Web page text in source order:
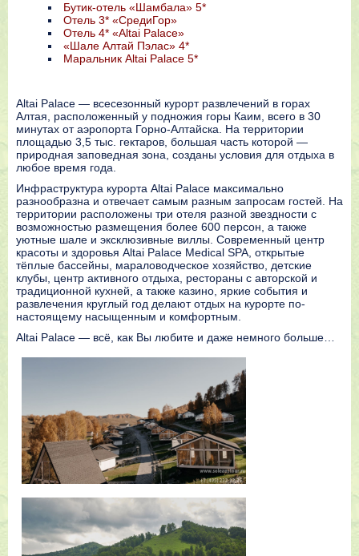
Бутик-отель «Шамбала» 5*
Отель 3* «СредиГор»
Отель 4* «Altai Palace»
«Шале Алтай Пэлас» 4*
Маральник Altai Palace 5*
Altai Palace — всесезонный курорт развлечений в горах
Алтая, расположенный у подножия горы Каим, всего в 30
минутах от аэропорта Горно-Алтайска. На территории
площадью 3,5 тыс. гектаров, большая часть которой —
природная заповедная зона, созданы условия для отдыха в
любое время года.
Инфраструктура курорта Altai Palace максимально
разнообразна и отвечает самым разным запросам гостей. На
территории расположены три отеля разной звездности с
возможностью размещения более 600 персон, а также
уютные шале и эксклюзивные виллы. Современный центр
красоты и здоровья Altai Palace Medical SPA, открытые
тёплые бассейны, мараловодческое хозяйство, детские
клубы, центр активного отдыха, рестораны с авторской и
традиционной кухней, а также казино, яркие события и
развлечения круглый год делают отдых на курорте по-
настоящему насыщенным и комфортным.
Altai Palace — всё, как Вы любите и даже немного больше…